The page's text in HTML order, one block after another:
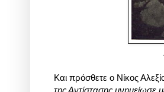
Και πρόσθετε ο Νίκος